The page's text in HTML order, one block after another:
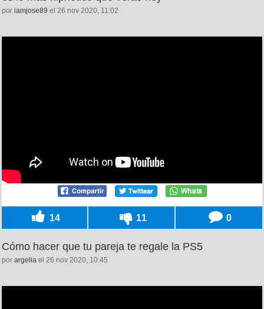
por iamjose89 el 26 nov 2020, 11:02
14 11 0
Cómo hacer que tu pareja te regale la PS5
por argelia el 26 nov 2020, 10:45